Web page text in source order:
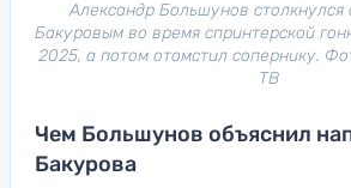
Александр Большунов столкнулся
Бакуровым во время спринтерской
2025, а потом отомстил сопернику.
ТВ
Чем Большунов объяснил
Бакурова